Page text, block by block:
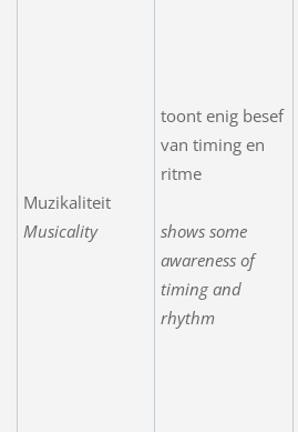
Muzikaliteit
Musicality
toont enig besef
van timing en
ritme
shows some
awareness of
timing and
rhythm